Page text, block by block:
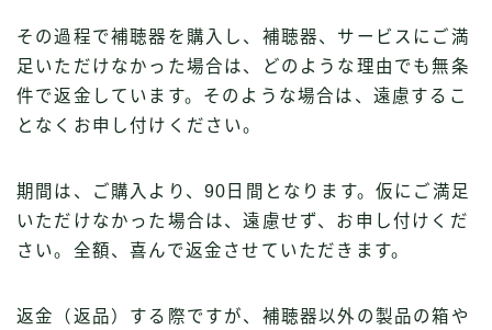
その過程で補聴器を購入し、補聴器、サービスにご満
足いただけなかった場合は、どのような理由でも無条
件で返金しています。そのような場合は、遠慮するこ
となくお申し付けください。
期間は、ご購入より、90日間となります。仮にご満足
いただけなかった場合は、遠慮せず、お申し付けくだ
さい。全額、喜んで返金させていただきます。
返金（返品）する際ですが、補聴器以外の製品の箱や